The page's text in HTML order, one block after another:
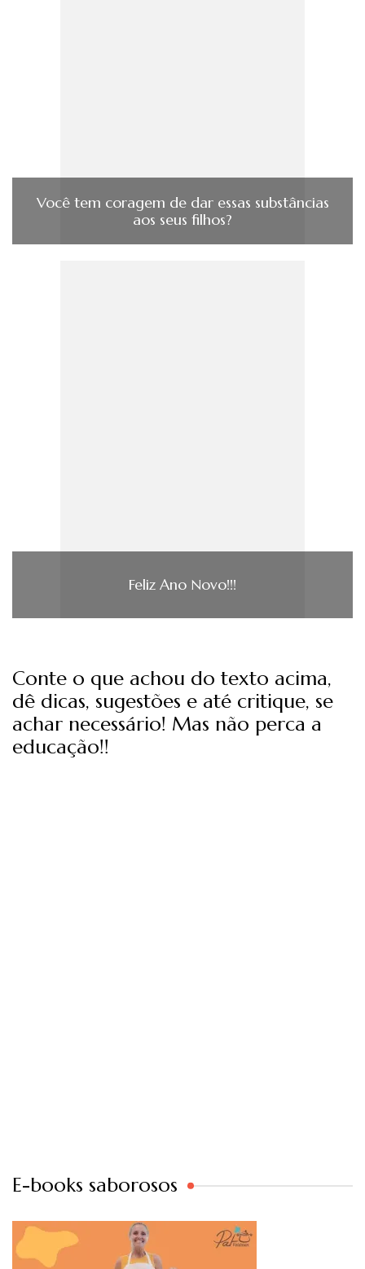
Você tem coragem de dar essas substâncias
aos seus filhos?
Feliz Ano Novo!!!
Conte o que achou do texto acima,
dê dicas, sugestões e até critique, se
achar necessário! Mas não perca a
educação!!
E-books saborosos